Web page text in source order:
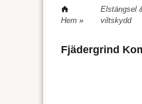
Hem»
Elstängsel
viltskydd
Fjädergrind